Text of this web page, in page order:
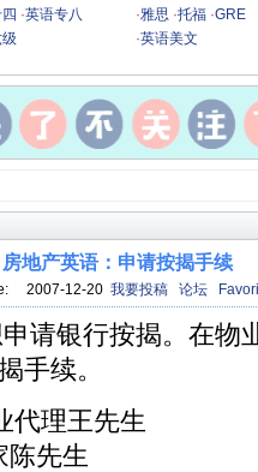
·英语专八 ·雅思 ·托福 ·GRE
·英语美文
房地产英语：申请按揭手续
2007-12-20 我要投稿 论坛
请银行按揭。在物
手续。
代理王先生
陈先生